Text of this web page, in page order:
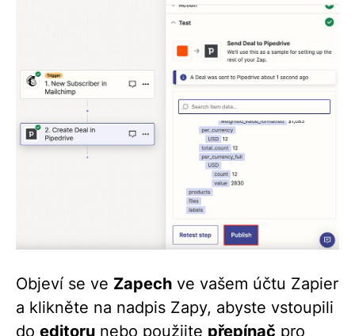
Objeví se ve Zapech ve vašem účtu Zapier
a klikněte na nadpis Zapy, abyste vstoupili
do editoru nebo použijte přepínač pro